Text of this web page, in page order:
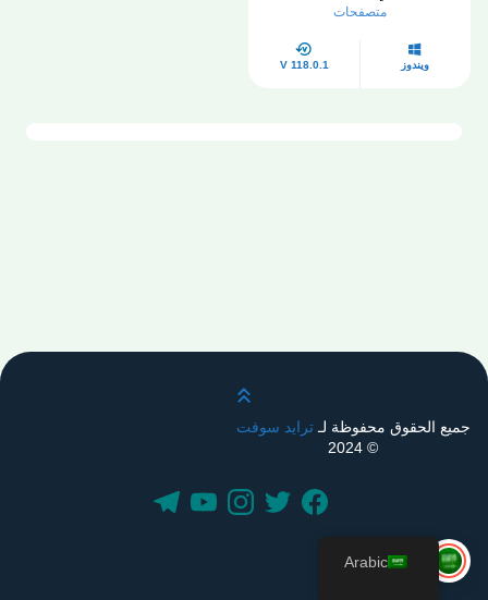
متصفحات
ويندوز V 118.0.1
قم بالتمرير لأعلى
جميع الحقوق محفوظة لـترايد سوفت
© 2024
Arabic